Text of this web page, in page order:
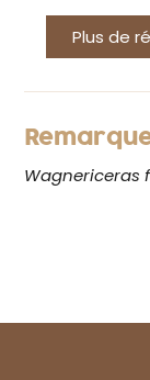
Plus de
Wagnericeras